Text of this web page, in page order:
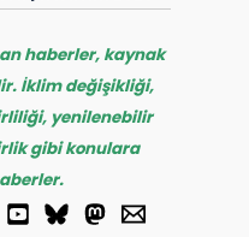
haberler, kaynak
İklim değişikliği,
yenilenebilir
gibi konulara